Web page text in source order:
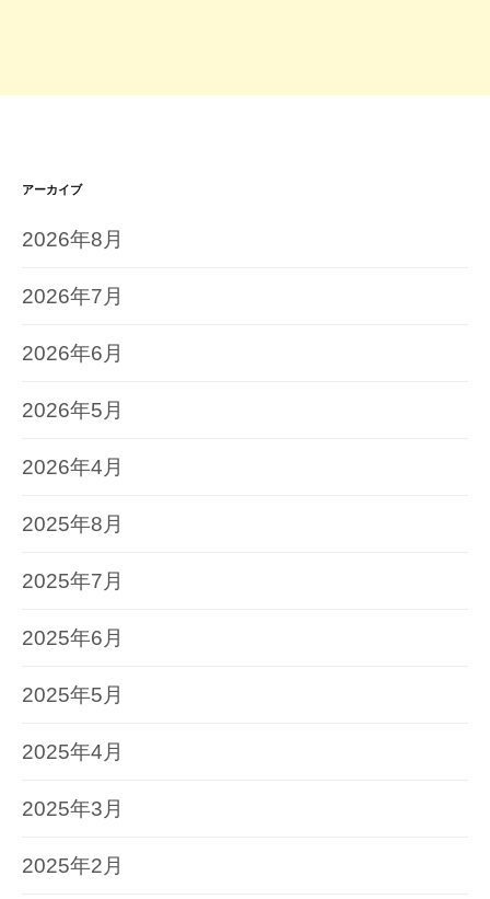
アーカイブ
2026年8月
2026年7月
2026年6月
2026年5月
2026年4月
2025年8月
2025年7月
2025年6月
2025年5月
2025年4月
2025年3月
2025年2月